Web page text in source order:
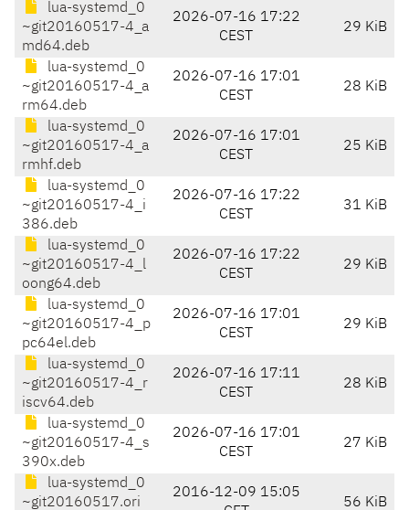
lua-systemd_0
~git20160517-4_a
md64.deb
2026-07-16 17:22
CEST
29 KiB
lua-systemd_0
~git20160517-4_a
rm64.deb
2026-07-16 17:01
CEST
28 KiB
lua-systemd_0
~git20160517-4_a
rmhf.deb
2026-07-16 17:01
CEST
25 KiB
lua-systemd_0
~git20160517-4_i
386.deb
2026-07-16 17:22
CEST
31 KiB
lua-systemd_0
~git20160517-4_l
oong64.deb
2026-07-16 17:22
CEST
29 KiB
lua-systemd_0
~git20160517-4_p
pc64el.deb
2026-07-16 17:01
CEST
29 KiB
lua-systemd_0
~git20160517-4_r
iscv64.deb
2026-07-16 17:11
CEST
28 KiB
lua-systemd_0
~git20160517-4_s
390x.deb
2026-07-16 17:01
CEST
27 KiB
lua-systemd_0
~git20160517.ori
2016-12-09 15:05
56 KiB